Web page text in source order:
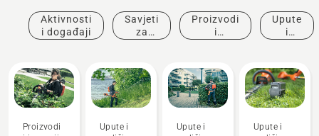
Aktivnosti
i događaji
Savjeti
za
Proizvodi
i
Upute
i
Proizvodi
Upute i
Upute i
Upute i